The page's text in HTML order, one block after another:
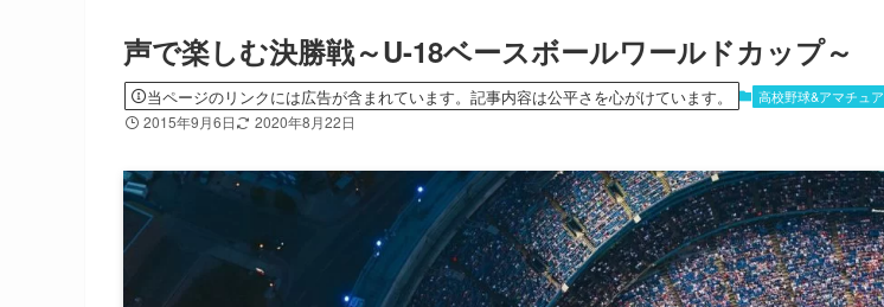
声で楽しむ決勝戦～U-18ベースボールワールドカップ～
当ページのリンクには広告が含まれています。記事内容は公平さを心がけています。 高校野球&アマチュア
2015年9月6日 2020年8月22日